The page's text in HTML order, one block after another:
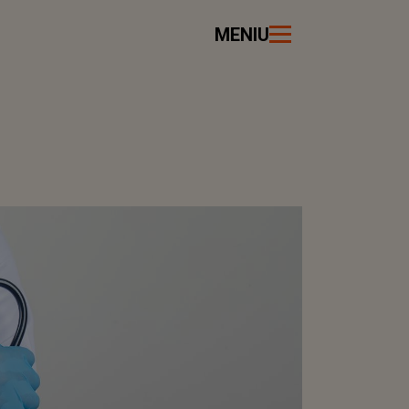
MENIU